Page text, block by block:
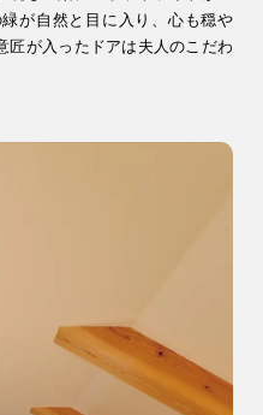
が自然と目に入り、心も穏や
匠が入ったドアは夫人のこだわ